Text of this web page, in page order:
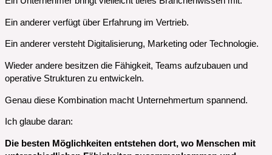
Ein anderer verfügt über Erfahrung im Vertrieb.
Ein anderer versteht Digitalisierung, Marketing oder Technologie.
Wieder andere besitzen die Fähigkeit, Teams aufzubauen und
operative Strukturen zu entwickeln.
Genau diese Kombination macht Unternehmertum spannend.
Ich glaube daran:
Die besten Möglichkeiten entstehen dort, wo Menschen mit